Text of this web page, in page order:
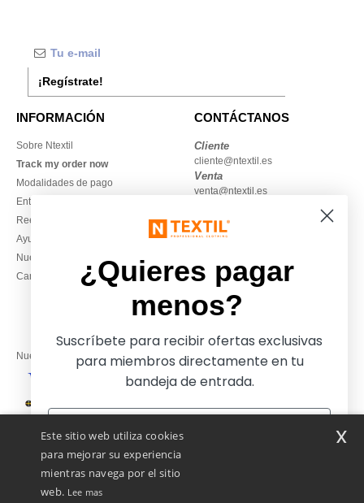
¡Regístrate!
INFORMACIÓN
Sobre Ntextil
Track my order now
Modalidades de pago
Entrega
Reembolsos / devoluciones
Ayuda & FAQs
Nuestros compromisos
Camisetas locales al por mayor
CONTÁCTANOS
Cliente
cliente@ntextil.es
Venta
venta@ntextil.es
930 410 200
Viernes: 10:00–14:00
Nuestros socios financieros
Este sitio web utiliza cookies
para mejorar su experiencia
mientras navega por el sitio
web. Lee mas
x
¿Quieres pagar
menos?
Suscríbete para recibir ofertas exclusivas
para miembros directamente en tu
bandeja de entrada.